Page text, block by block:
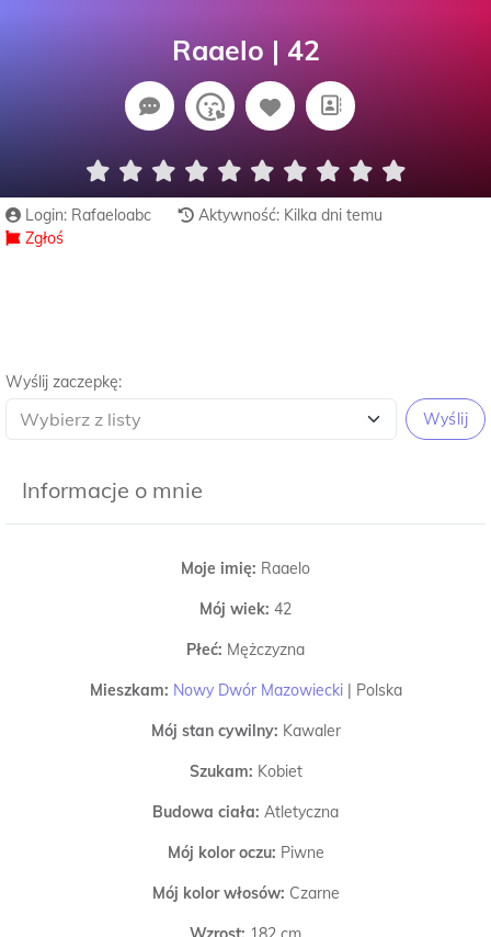
Raaelo | 42
Login: Rafaeloabc
Aktywność: Kilka dni temu
Zgłoś
Wyślij zaczepkę:
Wyślij
Informacje o mnie
Moje imię: Raaelo
Mój wiek: 42
Płeć: Mężczyzna
Mieszkam: Nowy Dwór Mazowiecki| Polska
Mój stan cywilny: Kawaler
Szukam: Kobiet
Budowa ciała: Atletyczna
Mój kolor oczu: Piwne
Mój kolor włosów: Czarne